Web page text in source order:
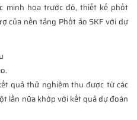
họa trước đó, thiết kế phốt
của nền tảng Phốt ảo SKF với dự
quả thử nghiệm thu được từ các
lần nữa khớp với kết quả dự đoán